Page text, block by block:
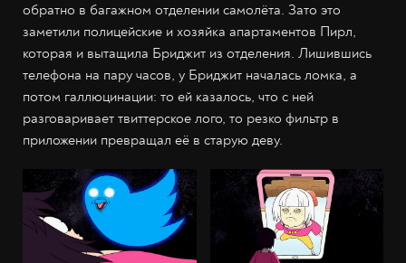
обратно в багажном отделении самолёта. Зато это
заметили полицейские и хозяйка апартаментов Пирл,
которая и вытащила Бриджит из отделения. Лишившись
телефона на пару часов, у Бриджит началась ломка, а
потом галлюцинации: то ей казалось, что с ней
разговаривает твиттерское лого, то резко фильтр в
приложении превращал её в старую деву.